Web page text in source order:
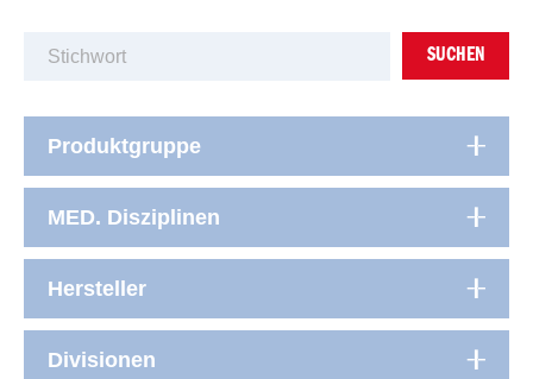
SUCHEN
Produktgruppe
MED. Disziplinen
Hersteller
Divisionen